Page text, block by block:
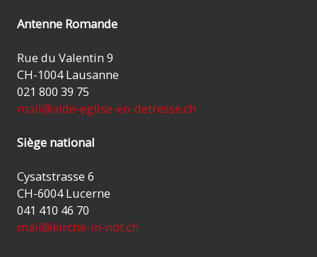
Antenne Romande
Rue du Valentin 9
CH-1004 Lausanne
021 800 39 75
mail@aide-eglise-en-detresse.ch
Siège national
Cysatstrasse 6
CH-6004 Lucerne
041 410 46 70
mail@kirche-in-not.ch